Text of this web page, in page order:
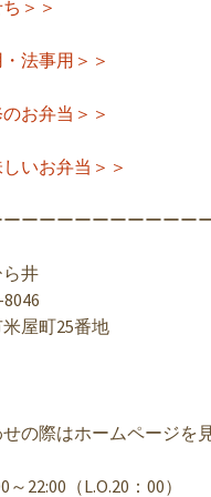
＞＞
法事用＞＞
お弁当＞＞
いお弁当＞＞
ーーーーーーーーーー
井
屋町25番地
せの際はホームページを
22:00（L.O.20：00）